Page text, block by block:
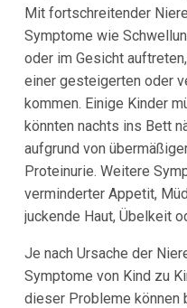
Mit fortschreitender
Symptome wie
oder im Gesicht
einer gesteigerten oder
kommen. Einige Kinder
könnten nachts ins Bett
aufgrund von
Proteinurie. Weitere
verminderter Appetit,
juckende Haut, Übelkeit
Je nach Ursache der
Symptome von Kind zu
dieser Probleme können